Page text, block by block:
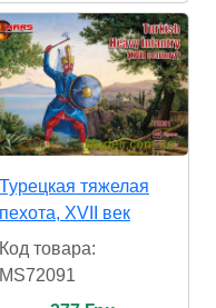
Турецкая тяжелая
пехота, XVII век
Код товара:
MS72091